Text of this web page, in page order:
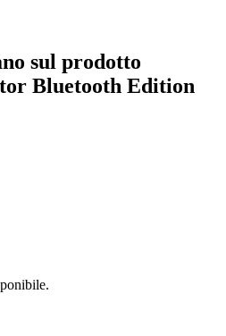
sul prodotto
Bluetooth Edition